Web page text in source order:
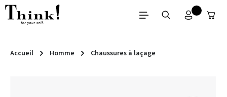
Passer au contenu principal
Accueil Homme Chaussures à laçage